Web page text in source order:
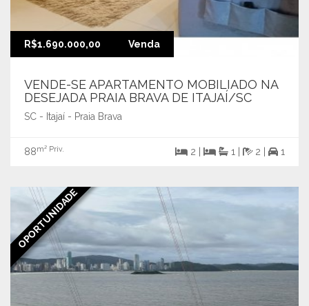
R$1.690.000,00 Venda
VENDE-SE APARTAMENTO MOBILIADO NA
DESEJADA PRAIA BRAVA DE ITAJAÍ/SC
SC - Itajaí - Praia Brava
88m² Priv. 2 | 1 | 2 | 1
OPORTUNIDADE